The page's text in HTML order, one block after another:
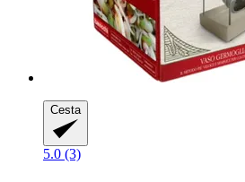
Cesta
5.0 (3)